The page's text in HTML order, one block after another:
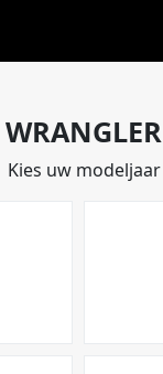
WRANGLER
Kies uw modeljaar